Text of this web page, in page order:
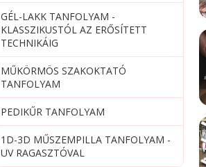
GÉL-LAKK TANFOLYAM -
KLASSZIKUSTÓL AZ ERŐSÍTETT
TECHNIKÁIG
MŰKÖRMÖS SZAKOKTATÓ
TANFOLYAM
PEDIKŰR TANFOLYAM
1D-3D MŰSZEMPILLA TANFOLYAM -
UV RAGASZTÓVAL